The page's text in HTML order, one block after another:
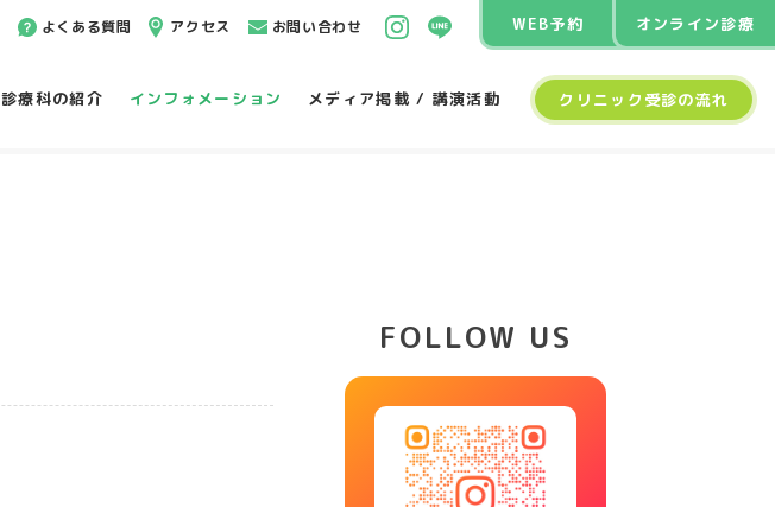
よくある質問 アクセス お問い合わせ WEB予約 オンライン診療
診療科の紹介 インフォメーション メディア掲載 / 講演活動 クリニック受診の流れ
FOLLOW US